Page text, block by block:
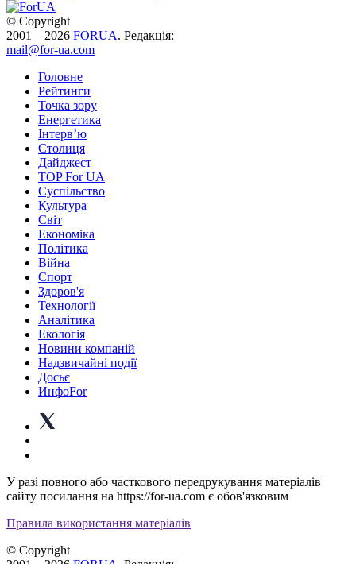
© Copyright
2001—2026 FORUA. Редакція:
mail@for-ua.com
Головне
Рейтинги
Точка зору
Енергетика
Інтерв’ю
Столиця
Дайджест
TOP For UA
Суспiльство
Культура
Світ
Економіка
Політика
Війна
Спорт
Здоров'я
Технології
Аналітика
Екологія
Новини компаній
Надзвичайні події
Досьє
ИнфоFor
У разі повного або часткового передрукування матеріалів
сайту посилання на https://for-ua.com є обов'язковим
Правила використання матеріалів
© Copyright